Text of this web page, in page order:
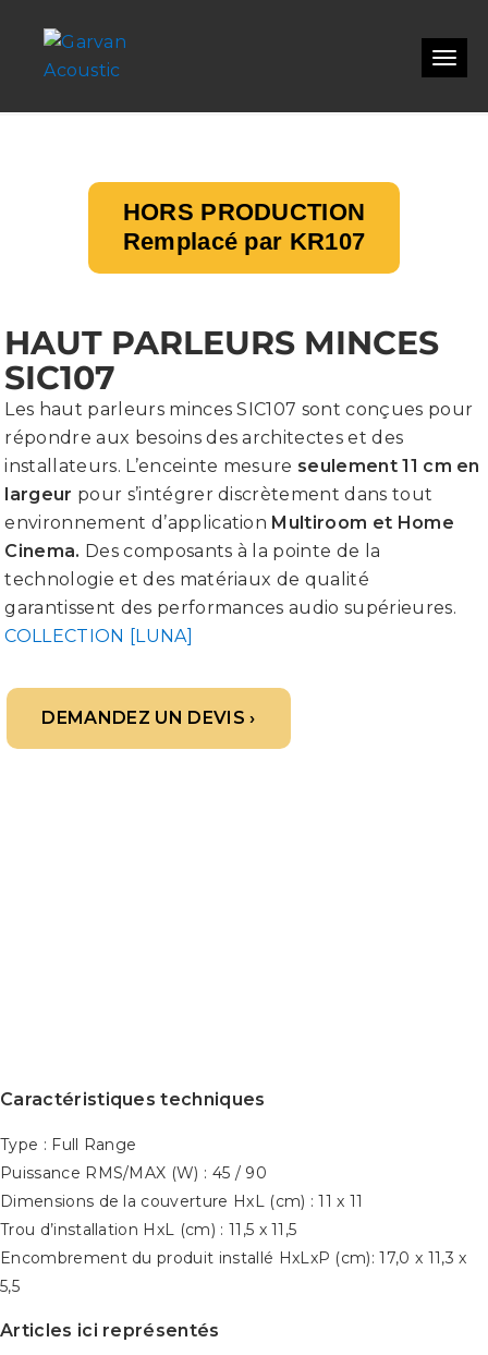
SIC107
HORS PRODUCTION
Remplacé par KR107
HAUT PARLEURS MINCES
SIC107
Les haut parleurs minces SIC107 sont conçues pour
répondre aux besoins des architectes et des
installateurs. L’enceinte mesure seulement 11 cm en
largeur pour s’intégrer discrètement dans tout
environnement d’application Multiroom et Home
Cinema. Des composants à la pointe de la
technologie et des matériaux de qualité
garantissent des performances audio supérieures.
COLLECTION [LUNA]
DEMANDEZ UN DEVIS ›
Caractéristiques techniques
Type : Full Range
Puissance RMS/MAX (W) : 45 / 90
Dimensions de la couverture HxL (cm) : 11 x 11
Trou d’installation HxL (cm) : 11,5 x 11,5
Encombrement du produit installé HxLxP (cm): 17,0 x 11,3 x
5,5
Articles ici représentés